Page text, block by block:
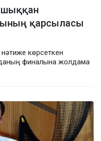
шыққан
қарсыласы
нәтиже көрсеткен
финалына жолдама